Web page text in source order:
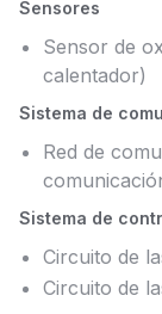
Sensores
Sensor de
calentador)
Sistema de
Red de
Sistema de
Circuito de
Circuito de